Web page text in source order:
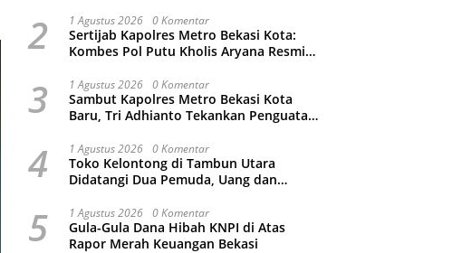
2 1 Agustus 2026 0 Komentar
Sertijab Kapolres Metro Bekasi Kota:
Kombes Pol Putu Kholis Aryana Resmi
Bintoro
3 1 Agustus 2026 0 Komentar
Sambut Kapolres Metro Bekasi Kota
Baru, Tri Adhianto Tekankan Penguatan
4 1 Agustus 2026 0 Komentar
Toko Kelontong di Tambun Utara
Didatangi Dua Pemuda, Uang dan
5 1 Agustus 2026 0 Komentar
Gula-Gula Dana Hibah KNPI di Atas
Rapor Merah Keuangan Bekasi